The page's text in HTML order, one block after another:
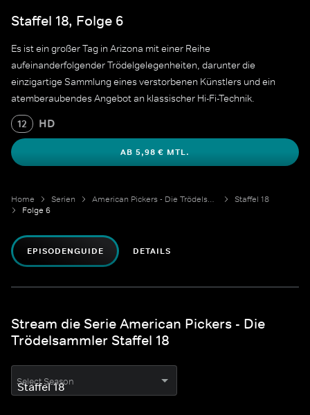
Staffel 18, Folge 6
Es ist ein großer Tag in Arizona mit einer Reihe
aufeinanderfolgender Trödelgelegenheiten, darunter die
einzigartige Sammlung eines verstorbenen Künstlers und ein
atemberaubendes Angebot an klassischer Hi-Fi-Technik.
12 HD
AB 5,98 € MTL.
Home Serien American Pickers - Die Trödelsammler
Staffel 18
Folge 6
EPISODENGUIDE DETAILS
Stream die Serie American Pickers - Die
Trödelsammler Staffel 18
Select Season